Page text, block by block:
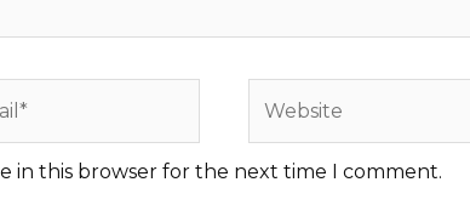
in this browser for the next time I comment.